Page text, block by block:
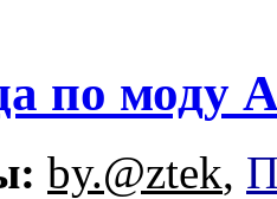
по моду
by.@ztek,